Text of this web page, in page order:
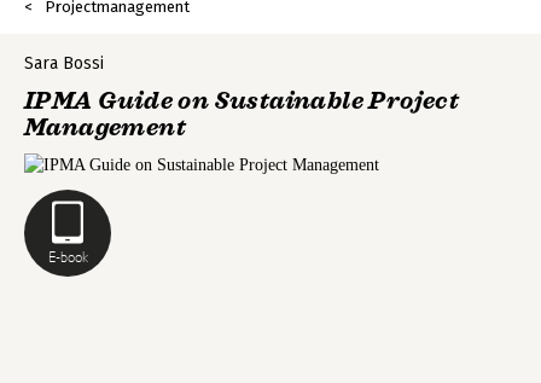
Projectmanagement
E-book
Sara Bossi
IPMA Guide on Sustainable Project
Management